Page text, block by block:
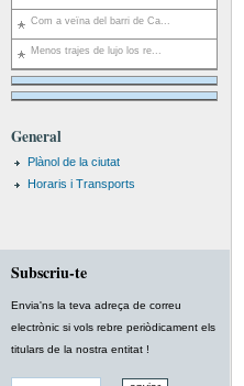
Com a veïna del barri de Ca...
Menos trajes de lujo los re...
General
Plànol de la ciutat
Horaris i Transports
Subscriu-te
Envia'ns la teva adreça de correu
electrònic si vols rebre periòdicament els
titulars de la nostra entitat !